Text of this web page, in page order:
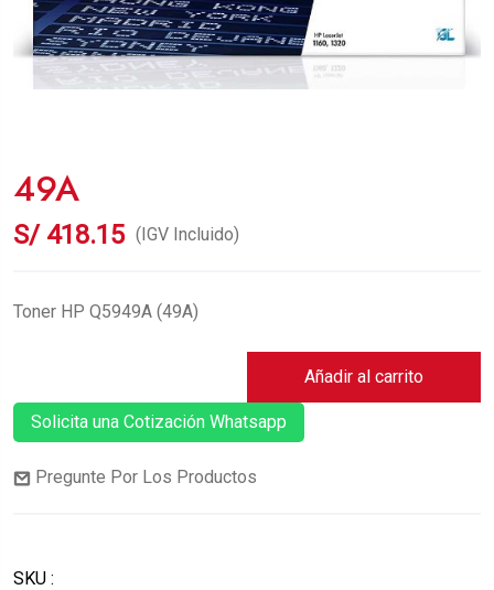
49A
S/418.15 (IGV Incluido)
Toner HP Q5949A (49A)
Añadir al carrito
Solicita una Cotización Whatsapp
Pregunte Por Los Productos
SKU :